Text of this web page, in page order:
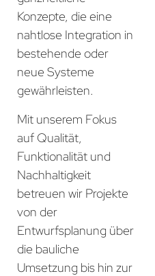
Konzepte, die eine
nahtlose Integration in
bestehende oder
neue Systeme
gewährleisten.
Mit unserem Fokus
auf Qualität,
Funktionalität und
Nachhaltigkeit
betreuen wir Projekte
von der
Entwurfsplanung über
die bauliche
Umsetzung bis hin zur